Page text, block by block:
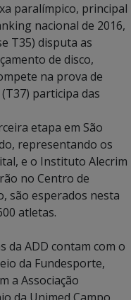
paralímpico, principal
nacional de 2016,
T35) disputa as
de disco,
na prova de
participa das
etapa em São
representando os
e o Instituto Alecrim
no Centro de
são esperados nesta
atletas.
da ADD contam com o
da Fundesporte,
a Associação